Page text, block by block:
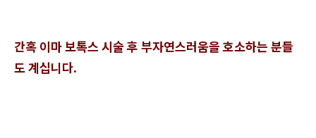
간혹 이마 보톡스 시술 후 부자연스러움을 호소하는 분들
도 계십니다.